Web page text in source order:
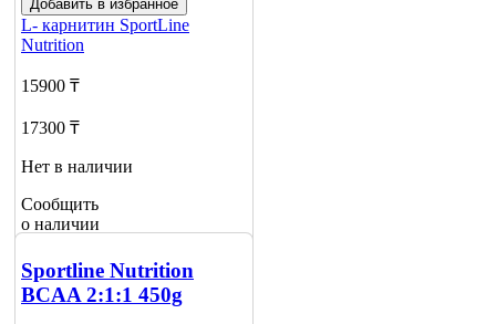
Добавить в избранное
L- карнитин SportLine
Nutrition
15900 ₸
17300 ₸
Нет в наличии
Сообщить
о наличии
Sportline Nutrition
BCAA 2:1:1 450g